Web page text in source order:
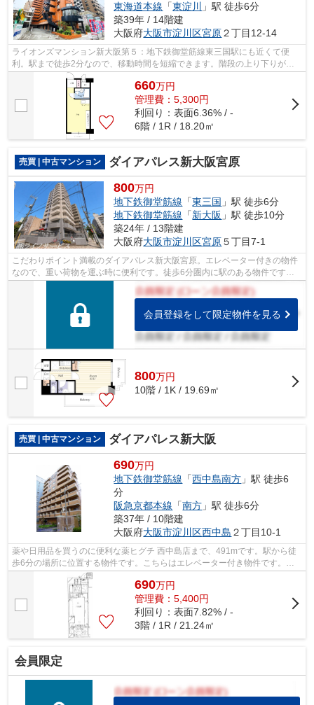
東海道本線 「東淀川
」駅 徒歩6分
築39年 / 14階建
大阪府大阪市淀川区宮原２丁目12-14
ライオンズマンション新大阪第５：地下鉄御堂筋線東三国駅にも近くて便
利。駅まで徒歩2分なので、移動時間を短縮できます。階段の上り下りが不
要な、エレベーターが2台付いている物件...
660万円
管理費：5,300円
利回り：表面6.36% / -
6階 / 1R / 18.20㎡
売買 | 中古マンション ダイアパレス新大阪宮原
800万円
地下鉄御堂筋線 「東三国 」駅 徒歩6分
地下鉄御堂筋線 「新大阪 」駅 徒歩10分
築24年 / 13階建
大阪府大阪市淀川区宮原５丁目7-1
こだわりポイント満載のダイアパレス新大阪宮原。エレベーター付きの物件
なので、重い荷物を運ぶ時に便利です。徒歩6分圏内に駅のある物件です。
築22年の中古マンションです。住民から...
会員登録をして限定物件を見る
800万円
10階 / 1K / 19.69㎡
売買 | 中古マンション ダイアパレス新大阪
690万円
地下鉄御堂筋線 「西中島南方 」駅 徒歩6
分
阪急京都本線 「南方 」駅 徒歩6分
築37年 / 10階建
大阪府大阪市淀川区西中島 ２丁目10-1
薬や日用品を買うのに便利な薬ヒグチ 西中島店まで、491mです。駅から徒
歩6分の場所に位置する物件です。こちらはエレベーター付き物件です。綺
麗に整備された中古マンションで清潔感...
690万円
管理費：5,400円
利回り：表面7.82% / -
3階 / 1R / 21.24㎡
会員限定